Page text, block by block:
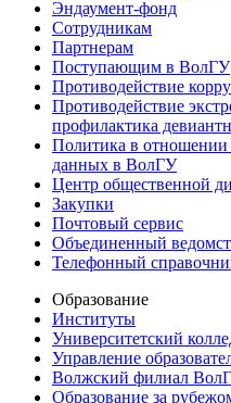
Эндаумент-фонд
Сотрудникам
Партнерам
Поступающим в ВолГУ
Противодействие
Противодействие
профилактика
Политика в отношении
данных в ВолГУ
Центр общественной
Закупки
Почтовый сервис
Объединенный
Телефонный
Образование
Институты
Университетский
Управление
Волжский филиал
Образование за